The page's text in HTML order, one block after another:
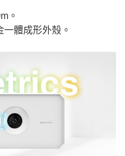
。
體成形外殼。